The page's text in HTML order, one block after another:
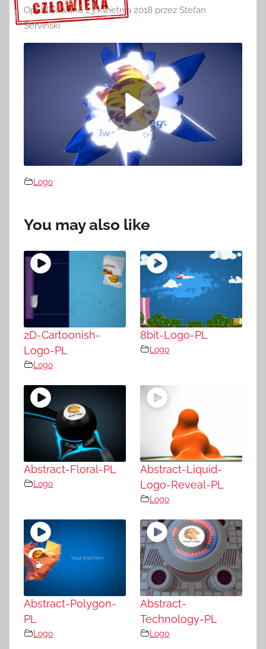
Sprawdź szczegóły >>>
Opublikowano23 kwietnia 2018 przez Stefan
Serviński
Logo
You may also like
2D-Cartoonish-
Logo-PL
Logo
8bit-Logo-PL
Logo
Abstract-Floral-PL
Logo
Abstract-Liquid-
Logo-Reveal-PL
Logo
Abstract-Polygon-
PL
Logo
Abstract-
Technology-PL
Logo